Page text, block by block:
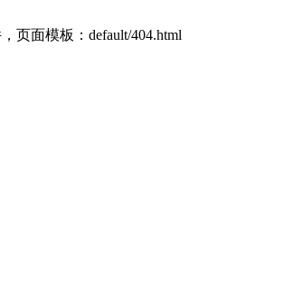
页面模板：default/404.html